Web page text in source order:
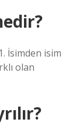
İsimden isim
olan